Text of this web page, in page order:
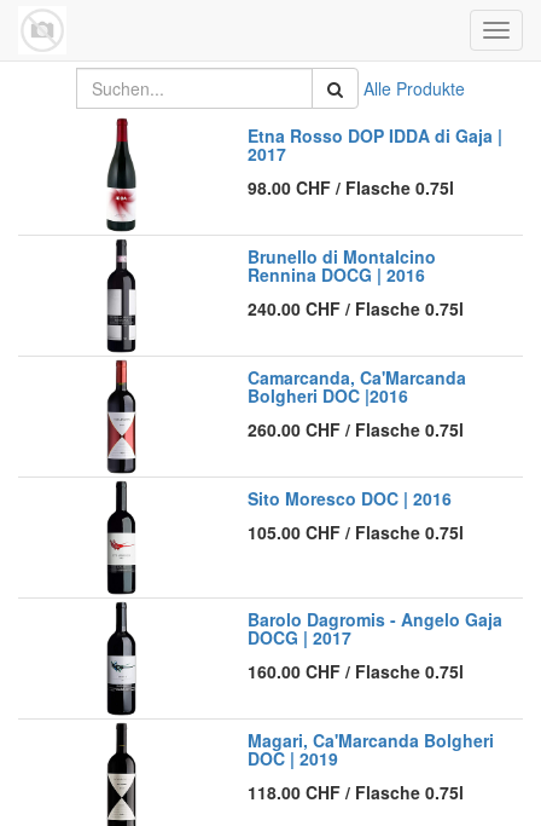
Alle Produkte
Etna Rosso DOP IDDA di Gaja |
2017
98.00 CHF / Flasche 0.75l
Brunello di Montalcino
Rennina DOCG | 2016
240.00 CHF / Flasche 0.75l
Camarcanda, Ca'Marcanda
Bolgheri DOC |2016
260.00 CHF / Flasche 0.75l
Sito Moresco DOC | 2016
105.00 CHF / Flasche 0.75l
Barolo Dagromis - Angelo Gaja
DOCG | 2017
160.00 CHF / Flasche 0.75l
Magari, Ca'Marcanda Bolgheri
DOC | 2019
118.00 CHF / Flasche 0.75l